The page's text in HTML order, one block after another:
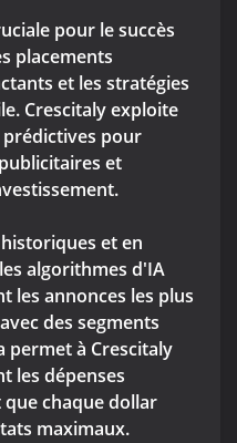
pour le succès
placements
et les stratégies
Crescitaly exploite
prédictives pour
et
et en
algorithmes d'IA
les annonces les plus
des segments
permet à Crescitaly
les dépenses
chaque dollar
maximaux.